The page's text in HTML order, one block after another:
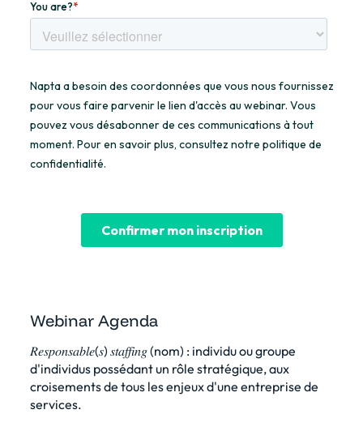
Webinar Agenda
𝑅𝑒𝑠𝑝𝑜𝑛𝑠𝑎𝑏𝑙𝑒(𝑠) 𝑠𝑡𝑎𝑓𝑓𝑖𝑛𝑔 (nom) : individu ou groupe
d'individus possédant un rôle stratégique, aux
croisements de tous les enjeux d'une entreprise de
services.